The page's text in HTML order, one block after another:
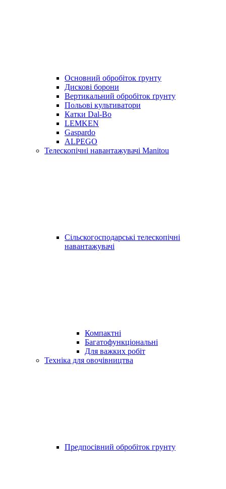
Основний обробіток ґрунту
Дискові борони
Вертикальний обробіток ґрунту
Польові культиватори
Катки Dal-Bo
LEMKEN
Gaspardo
ALPEGO
Телескопічні навантажувачі Manitou
Сільскогосподарські телескопічні
навантажувачі
Компактні
Багатофункціональні
Для важких робіт
Техніка для овочівництва
Предпосівний обробіток грунту